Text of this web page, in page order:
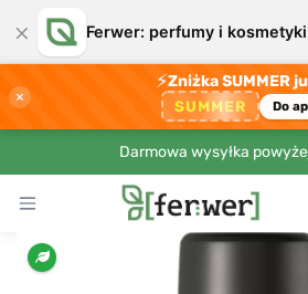
× Ferwer: perfumy i kosmetyki
×
⚡Zniżka SUMMER
SUMMER Do
Darmowa wysyłka